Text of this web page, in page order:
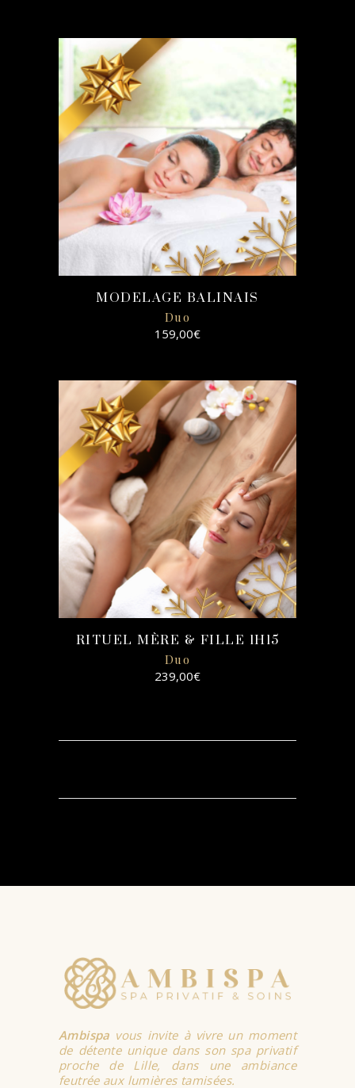
SELECT
OPTIONS
MODELAGE BALINAIS
Duo
159,00€
SELECT
OPTIONS
RITUEL MÈRE & FILLE 1H15
Duo
239,00€
SELECT
Ambispa vous invite à vivre un moment
de détente unique dans son spa privatif
proche de Lille, dans une ambiance
feutrée aux lumières tamisées.